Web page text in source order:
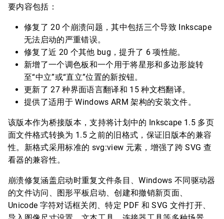
要内容包括：
修复了 20 个崩溃问题，其中包括三个导致 Inkscape
无法启动的严重错误。
修复了近 20 个其他 bug，提升了 6 项性能。
新增了一个调色板和一个用于将星形和多边形旋转
至“中立”或“直立”位置的新按钮。
更新了 27 种界面语言翻译和 15 种文档翻译。
提供了适用于 Windows ARM 架构的安装文件。
该版本作为桥接版本，支持将计划中的 Inkscape 1.5 多页
面文件格式转换为 1.5 之前的旧格式，保证旧版本的兼容
性。新格式采用标准的 svg:view 元素，增强了跨 SVG 查
看器的兼容性。
崩溃修复涵盖启动时重复文件条目、Windows 不同驱动器
的文件访问、图形平板启动、创建和撤销新页面、
Unicode 字符对话框关闭、特定 PDF 和 SVG 文件打开、